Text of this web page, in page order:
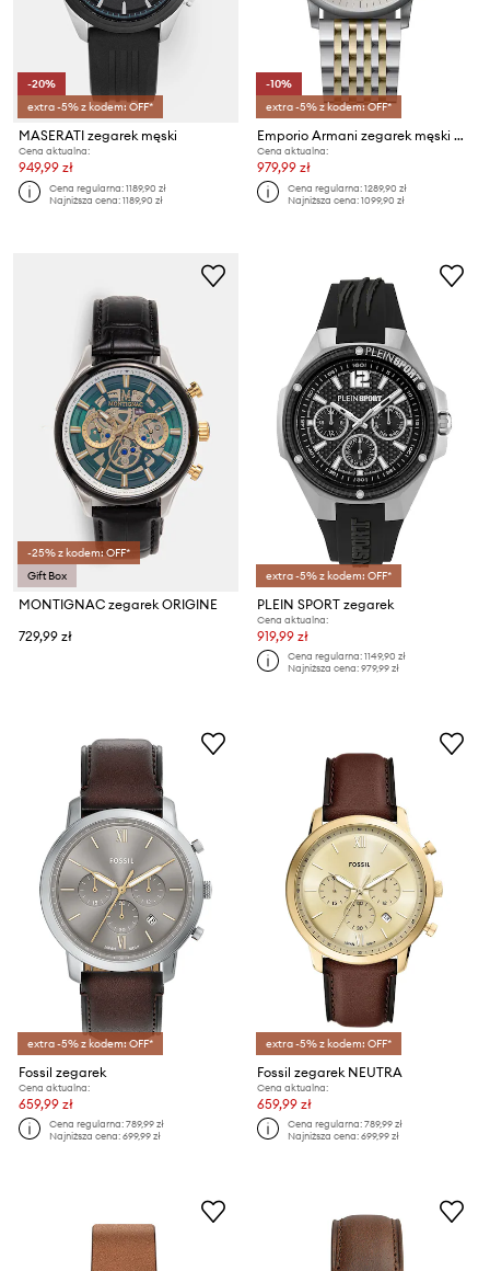
-20%
extra -5% z kodem: OFF*
MASERATI zegarek męski
Cena aktualna:
949,99 zł
Cena regularna:1189,90 zł
Najniższa cena:1189,90 zł
-10%
extra -5% z kodem: OFF*
Emporio Armani zegarek męski Minimalist
Cena aktualna:
979,99 zł
Cena regularna:1289,90 zł
Najniższa cena:1099,90 zł
-25% z kodem: OFF*
Gift Box
MONTIGNAC zegarek ORIGINE
729,99 zł
extra -5% z kodem: OFF*
PLEIN SPORT zegarek
Cena aktualna:
919,99 zł
Cena regularna:1149,90 zł
Najniższa cena:979,99 zł
extra -5% z kodem: OFF*
Fossil zegarek
Cena aktualna:
659,99 zł
Cena regularna:789,99 zł
Najniższa cena:699,99 zł
extra -5% z kodem: OFF*
Fossil zegarek NEUTRA
Cena aktualna:
659,99 zł
Cena regularna:789,99 zł
Najniższa cena:699,99 zł